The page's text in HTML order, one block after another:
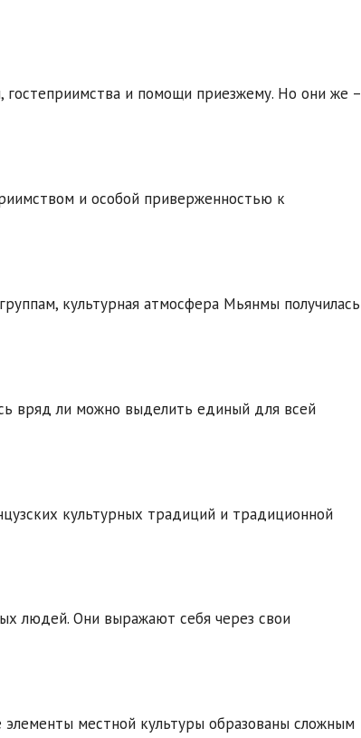
и помощи приезжему. Но они же –
и особой приверженностью к
культурная атмосфера Мьянмы получилась
вряд ли можно выделить единый для всей
культурных традиций и традиционной
людей. Они выражают себя через свои
элементы местной культуры образованы сложным